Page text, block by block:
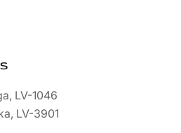
LV-1046
LV-3901